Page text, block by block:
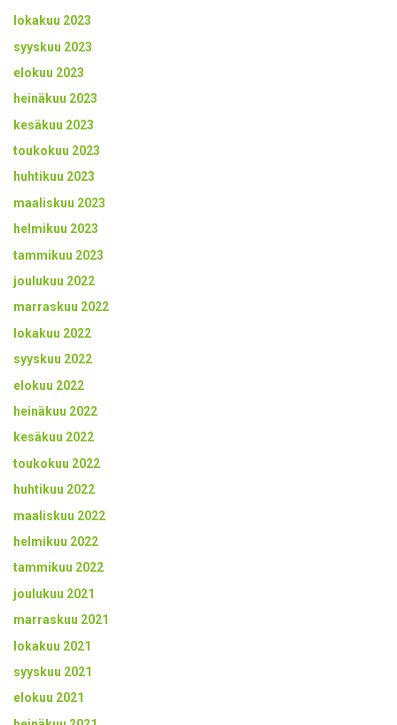
lokakuu 2023
syyskuu 2023
elokuu 2023
heinäkuu 2023
kesäkuu 2023
toukokuu 2023
huhtikuu 2023
maaliskuu 2023
helmikuu 2023
tammikuu 2023
joulukuu 2022
marraskuu 2022
lokakuu 2022
syyskuu 2022
elokuu 2022
heinäkuu 2022
kesäkuu 2022
toukokuu 2022
huhtikuu 2022
maaliskuu 2022
helmikuu 2022
tammikuu 2022
joulukuu 2021
marraskuu 2021
lokakuu 2021
syyskuu 2021
elokuu 2021